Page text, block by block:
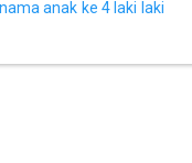
anak ke 4 laki laki